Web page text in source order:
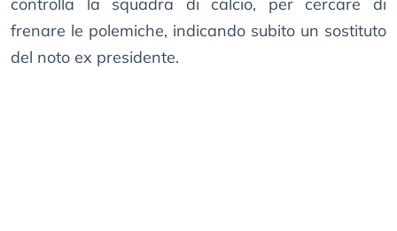
controlla la squadra di calcio, per cercare di
frenare le polemiche, indicando subito un sostituto
del noto ex presidente.